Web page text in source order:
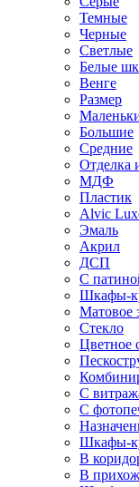
Темные
Черные
Светлые
Белые
Венге
Размер
Большие
Средние
Отделка
МДФ
Пластик
Alvic
Эмаль
Акрил
ДСП
С
Шкафы-
Матовое
Стекло
Цветное
С
С
Шкафы-
В
В